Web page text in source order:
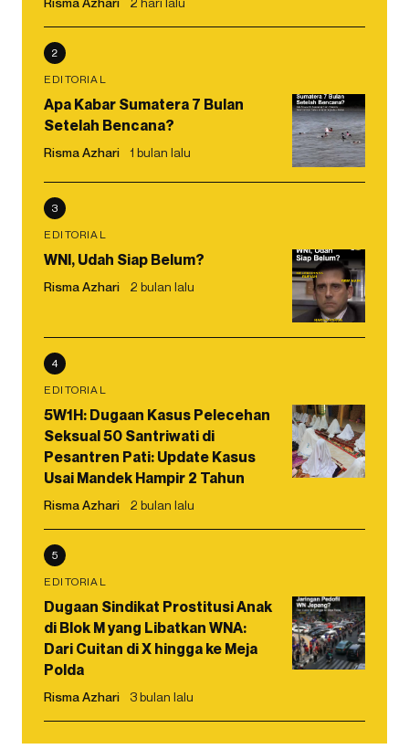
2
EDITORIAL
Apa Kabar Sumatera 7 Bulan
Setelah Bencana?
Risma Azhari 1 bulan lalu
3
EDITORIAL
WNI, Udah Siap Belum?
Risma Azhari 2 bulan lalu
4
EDITORIAL
5W1H: Dugaan Kasus Pelecehan
Seksual 50 Santriwati di
Pesantren Pati: Update Kasus
Usai Mandek Hampir 2 Tahun
Risma Azhari 2 bulan lalu
5
EDITORIAL
Dugaan Sindikat Prostitusi Anak
di Blok M yang Libatkan WNA:
Dari Cuitan di X hingga ke Meja
Polda
Risma Azhari 3 bulan lalu